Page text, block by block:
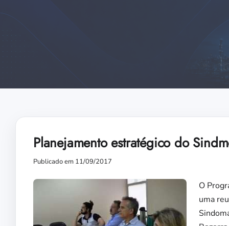
Planejamento estratégico do
Publicado em 11/09/2017
O
uma